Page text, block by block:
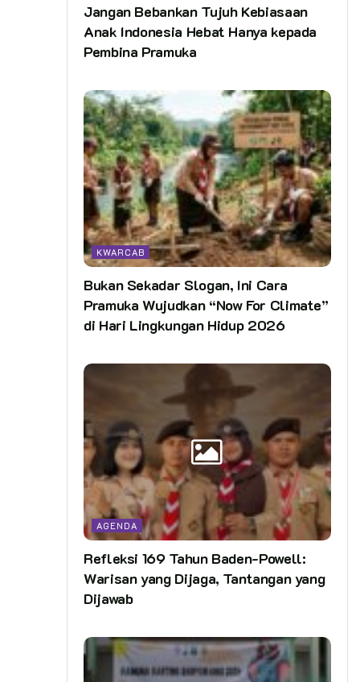
Jangan Bebankan Tujuh Kebiasaan
Anak Indonesia Hebat Hanya kepada
Pembina Pramuka
KWARCAB
Bukan Sekadar Slogan, Ini Cara
Pramuka Wujudkan “Now For Climate”
di Hari Lingkungan Hidup 2026
AGENDA
Refleksi 169 Tahun Baden-Powell:
Warisan yang Dijaga, Tantangan yang
Dijawab